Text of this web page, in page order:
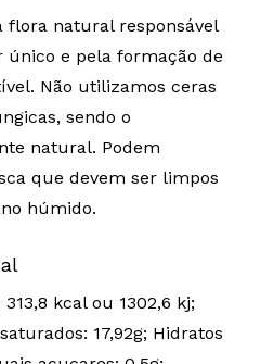
flora natural responsável
único e pela formação de
Não utilizamos ceras
sendo o
natural. Podem
que devem ser limpos
húmido.
kcal ou 1302,6 kj;
17,92g; Hidratos